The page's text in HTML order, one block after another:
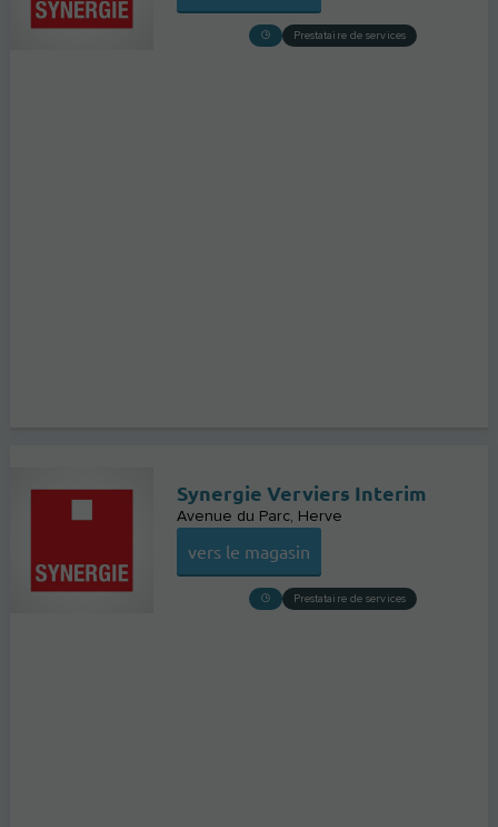
Prestataire de services
Synergie Verviers Interim
Avenue du Parc Herve
vers le magasin
Prestataire de services